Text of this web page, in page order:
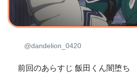
@dandelion_0420
前回のあらすじ 飯田くん闇堕ち